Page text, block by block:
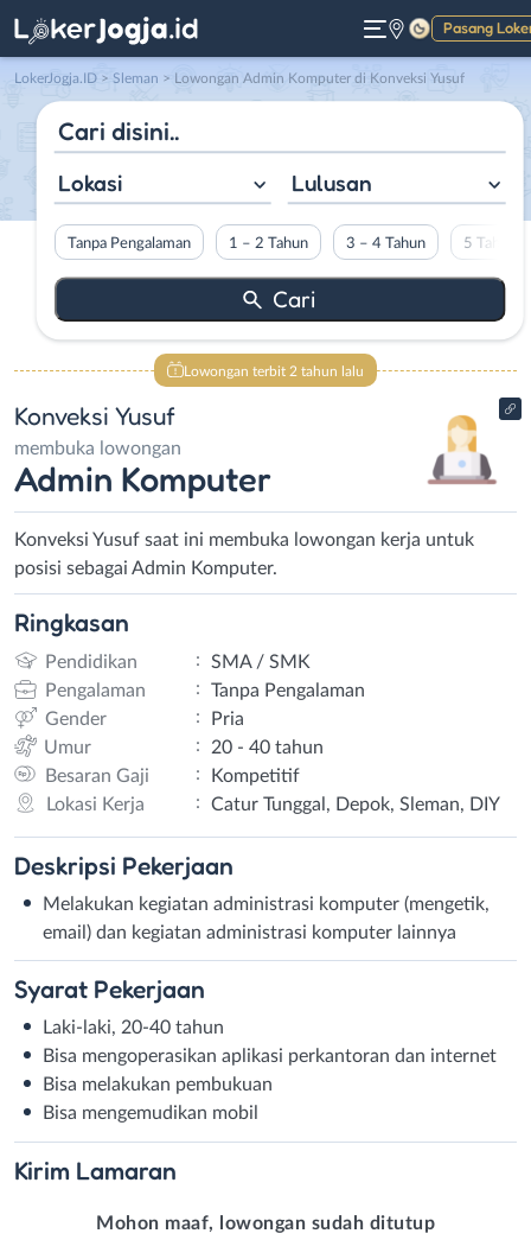
Pasang
Gelap
LokerJogja.ID > Sleman > Lowongan Admin Komputer di Konveksi Yusuf
Lokasi Lulusan
Tanpa Pengalaman 1 – 2 Tahun 3 – 4 Tahun 5 Tahun
Lowongan terbit 2 tahun lalu
Konveksi Yusuf
membuka lowongan
Admin Komputer
Konveksi Yusuf saat ini membuka lowongan kerja untuk
posisi sebagai Admin Komputer.
Ringkasan
Pendidikan :
SMA / SMK
Pengalaman
:
Tanpa Pengalaman
Gender
:
Pria
Umur
:
20 - 40 tahun
Besaran Gaji
:
Kompetitif
Lokasi Kerja
: Catur Tunggal, Depok, Sleman, DIY
Deskripsi Pekerjaan
Melakukan kegiatan administrasi komputer (mengetik,
email) dan kegiatan administrasi komputer lainnya
Syarat Pekerjaan
Laki-laki, 20-40 tahun
Bisa mengoperasikan aplikasi perkantoran dan internet
Bisa melakukan pembukuan
Bisa mengemudikan mobil
Kirim Lamaran
Mohon maaf, lowongan sudah ditutup